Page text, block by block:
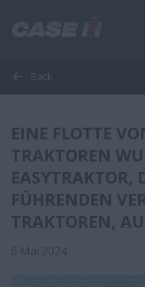
Back
EINE FLOTTE
TRAKTOREN
EASYTRAKTOR,
FÜHRENDEN
TRAKTOREN,